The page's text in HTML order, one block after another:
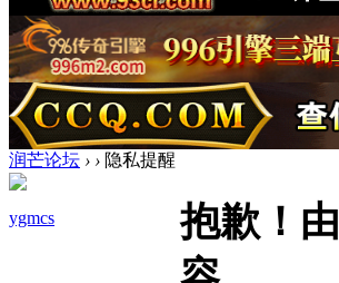
润芒论坛 › › 隐私提醒
ygmcs
抱歉！